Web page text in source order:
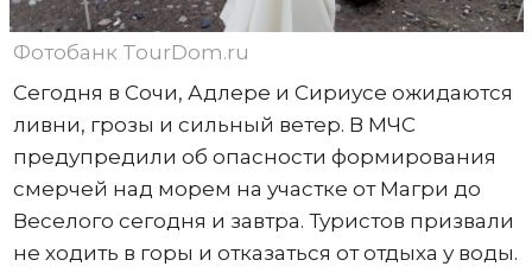
Фотобанк TourDom.ru
Сегодня в Сочи, Адлере и Сириусе ожидаются
ливни, грозы и сильный ветер. В МЧС
предупредили об опасности формирования
смерчей над морем на участке от Магри до
Веселого сегодня и завтра. Туристов призвали
не ходить в горы и отказаться от отдыха у воды.